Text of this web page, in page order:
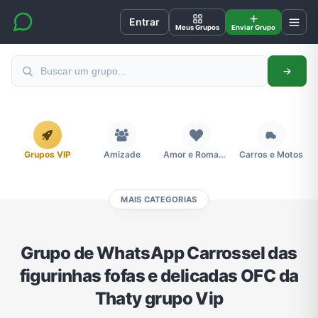
Entrar Meus Grupos Enviar Grupo
Grupos VIP Amizade Amor e Romance Carros e Motos
Divulgação Educação Emagrecimento e Perda de Peso Esportes
MAIS CATEGORIAS
Grupo de WhatsApp Carrossel das
figurinhas fofas e delicadas OFC da
Thaty grupo Vip